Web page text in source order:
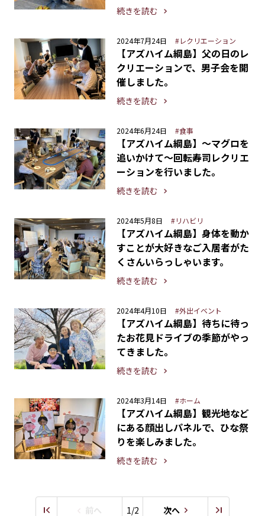
続きを読む
2024年7月24日 #レクリエーション
【アズハイム綱島】父の日のレ
クリエーションで、男子会を開
催しました。
続きを読む
2024年6月24日 #食事
【アズハイム綱島】～マグロを
追いかけて～回転寿司レクリエ
ーションを行いました。
続きを読む
2024年5月8日 #リハビリ
【アズハイム綱島】身体を動か
すことが大好きなご入居者がた
くさんいらっしゃいます。
続きを読む
2024年4月10日 #外出イベント
【アズハイム綱島】待ちに待っ
たお花見ドライブの季節がやっ
てきました。
続きを読む
2024年3月14日 #ホーム
【アズハイム綱島】観光地など
にある顔出しパネルで、ひな祭
りを楽しみました。
続きを読む
前へ 1/2 次へ